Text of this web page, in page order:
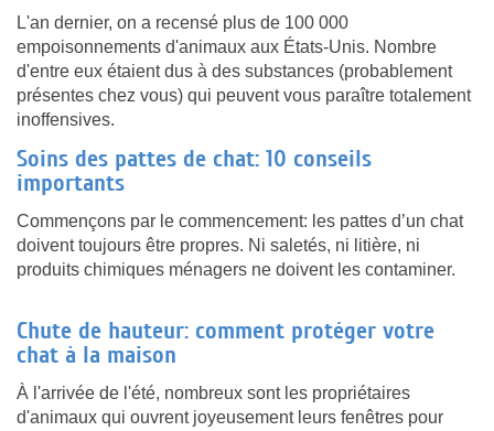
L'an dernier, on a recensé plus de 100 000
empoisonnements d'animaux aux États-Unis. Nombre
d'entre eux étaient dus à des substances (probablement
présentes chez vous) qui peuvent vous paraître totalement
inoffensives.
Soins des pattes de chat: 10 conseils
importants
Commençons par le commencement: les pattes d’un chat
doivent toujours être propres. Ni saletés, ni litière, ni
produits chimiques ménagers ne doivent les contaminer.
Chute de hauteur: comment protéger votre
chat à la maison
À l'arrivée de l'été, nombreux sont les propriétaires
d'animaux qui ouvrent joyeusement leurs fenêtres pour